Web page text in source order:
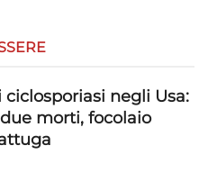
negli Usa:
morti, focolaio